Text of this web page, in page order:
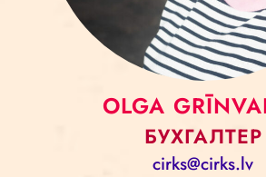
OLGA
БУХГАЛТЕР
cirks@cirks.lv